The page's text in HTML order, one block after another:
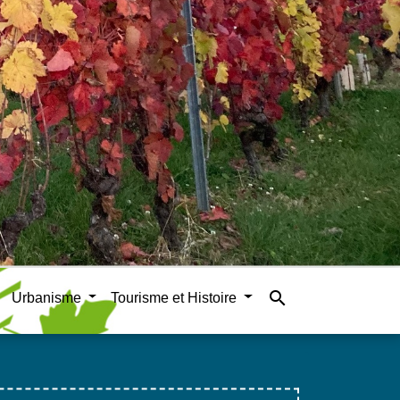
Urbanisme Tourisme et Histoire search